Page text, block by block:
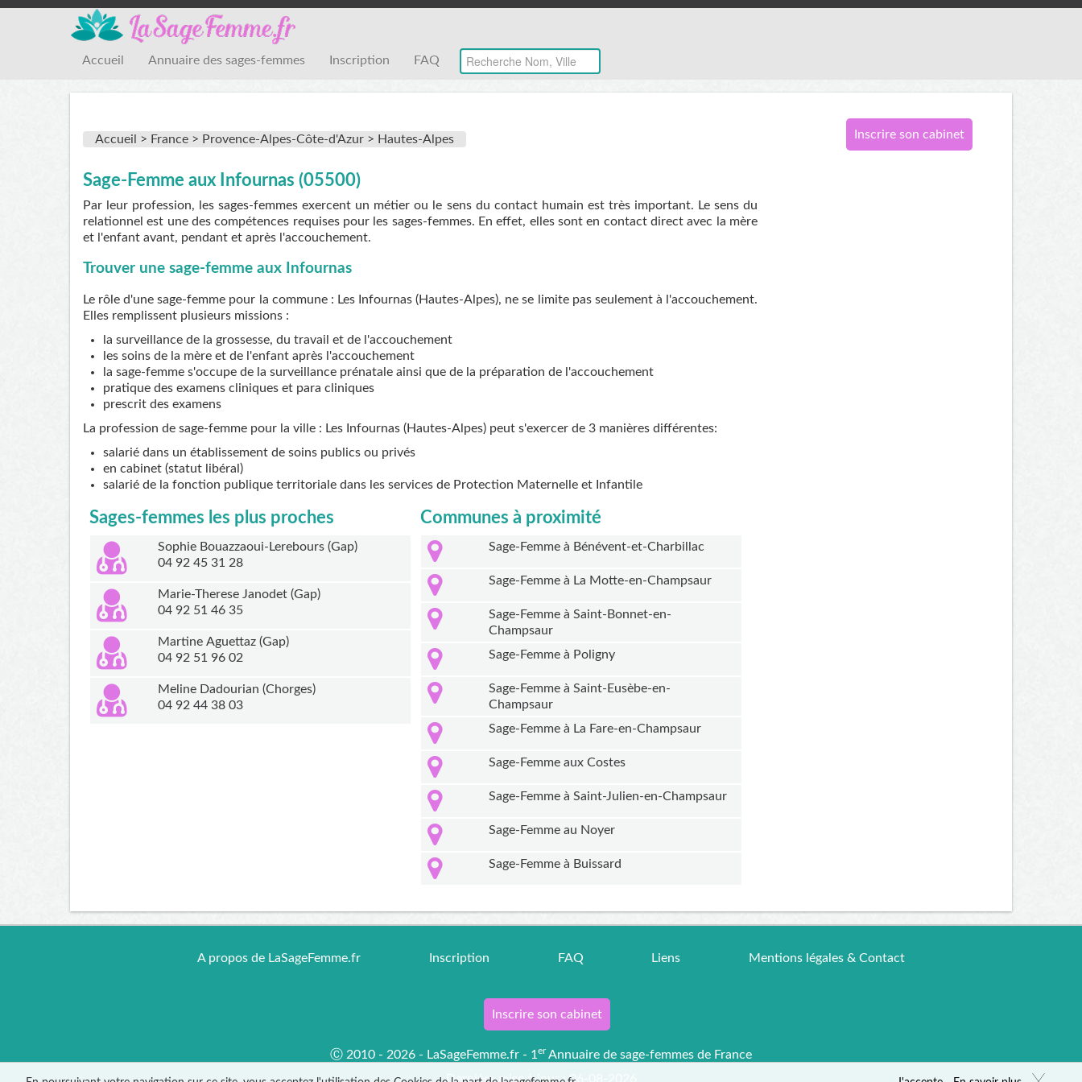
Accueil Annuaire des sages-femmes Inscription FAQ
Accueil > France > Provence-Alpes-Côte-d'Azur > Hautes-Alpes
Sage-Femme aux Infournas (05500)
Par leur profession, les sages-femmes exercent un métier ou le sens du contact humain est très important. Le sens du
relationnel est une des compétences requises pour les sages-femmes. En effet, elles sont en contact direct avec la mère
et l'enfant avant, pendant et après l'accouchement.
Trouver une sage-femme aux Infournas
Le rôle d'une sage-femme pour la commune : Les Infournas (Hautes-Alpes), ne se limite pas seulement à l'accouchement.
Elles remplissent plusieurs missions :
la surveillance de la grossesse, du travail et de l'accouchement
les soins de la mère et de l'enfant après l'accouchement
la sage-femme s'occupe de la surveillance prénatale ainsi que de la préparation de l'accouchement
pratique des examens cliniques et para cliniques
prescrit des examens
La profession de sage-femme pour la ville : Les Infournas (Hautes-Alpes) peut s'exercer de 3 manières différentes:
salarié dans un établissement de soins publics ou privés
en cabinet (statut libéral)
salarié de la fonction publique territoriale dans les services de Protection Maternelle et Infantile
Sages-femmes les plus proches
Sophie Bouazzaoui-Lerebours (Gap)
04 92 45 31 28
Marie-Therese Janodet (Gap)
04 92 51 46 35
Martine Aguettaz (Gap)
04 92 51 96 02
Meline Dadourian (Chorges)
04 92 44 38 03
Communes à proximité
Sage-Femme à Bénévent-et-Charbillac
Sage-Femme à La Motte-en-Champsaur
Sage-Femme à Saint-Bonnet-en-
Champsaur
Sage-Femme à Poligny
Sage-Femme à Saint-Eusèbe-en-
Champsaur
Sage-Femme à La Fare-en-Champsaur
Sage-Femme aux Costes
Sage-Femme à Saint-Julien-en-Champsaur
Sage-Femme au Noyer
Sage-Femme à Buissard
Inscrire son cabinet
A propos de LaSageFemme.fr Inscription FAQ Liens Mentions légales & Contact
Inscrire son cabinet
Ⓒ 2010 - 2026 - LaSageFemme.fr - 1er Annuaire de sage-femmes de France
Dernière mise à jour : 06-08-2026